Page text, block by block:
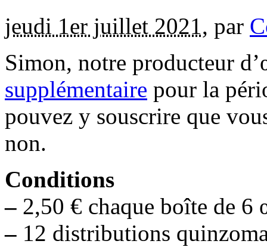
jeudi 1er juillet 2021, par
Simon, notre producteur
supplémentaire pour la
pouvez y souscrire que
non.
Conditions
– 2,50 € chaque boîte de 6
– 12 distributions